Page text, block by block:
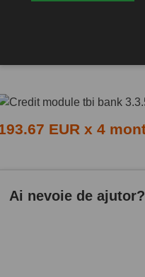
EUR x 4
Ai nevoie de